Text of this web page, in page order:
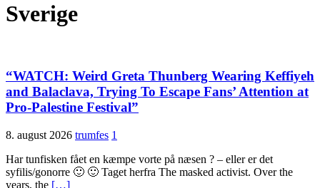
Sverige
“WATCH: Weird Greta Thunberg Wearing Keffiyeh
and Balaclava, Trying To Escape Fans’ Attention at
Pro-Palestine Festival”
8. august 2026 trumfes 1
Har tunfisken fået en kæmpe vorte på næsen ? – eller er det
syfilis/gonorre 🙂 🙂 Taget herfra The masked activist. Over the
years, the […]